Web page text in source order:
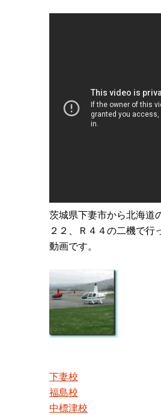
茨城県下妻市から北海道
２２、Ｒ４４の二機で行
動画です。
下妻校
福島校
中標津校